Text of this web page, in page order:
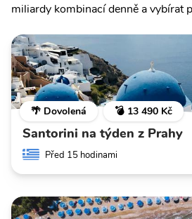
miliardy kombinací denně a vybírat
🌴 Dovolená 💣 13 490 Kč
Santorini na týden z Prahy
Před 15 hodinami